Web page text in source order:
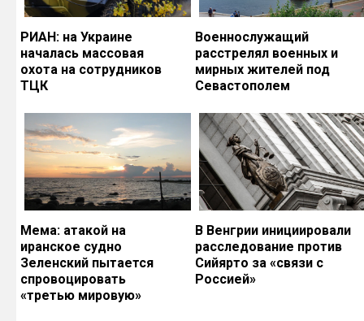
РИАН: на Украине
началась массовая
охота на сотрудников
ТЦК
Военнослужащий
расстрелял военных и
мирных жителей под
Севастополем
Мема: атакой на
иранское судно
Зеленский пытается
спровоцировать
«третью мировую»
В Венгрии инициировали
расследование против
Сийярто за «связи с
Россией»